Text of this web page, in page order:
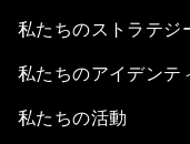
私たちのストラテジ
私たちのアイデンテ
私たちの活動